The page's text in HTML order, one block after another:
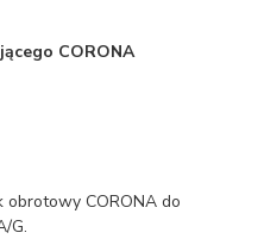
CORONA
obrotowy CORONA do
G.